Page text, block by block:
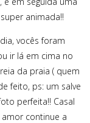
animada!!
vocês foram
ir lá em cima no
da praia ( quem
feito, ps: um salve
perfeita!! Casal
continue a